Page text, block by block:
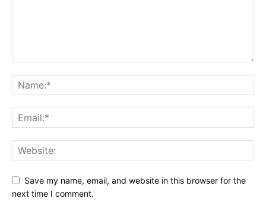
Save my name, email, and website in this browser for the
next time I comment.